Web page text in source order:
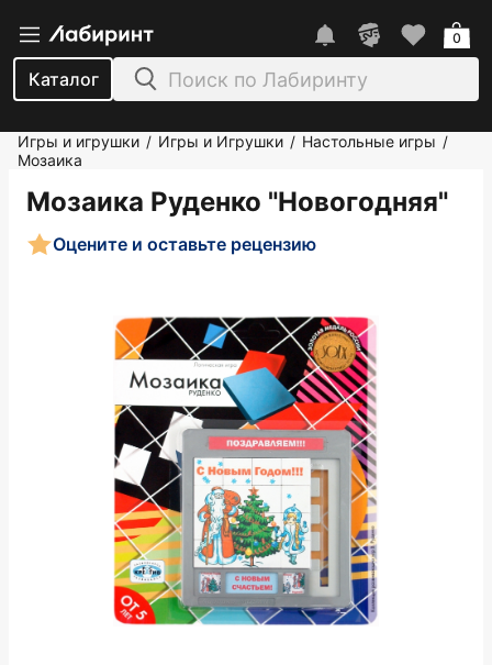
Каталог
0
Игры и игрушки / Игры и Игрушки / Настольные игры /
Мозаика
Мозаика Руденко "Новогодняя"
Оцените и оставьте рецензию